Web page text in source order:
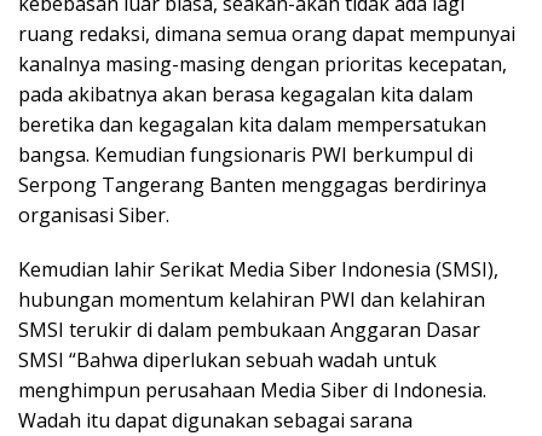
ruang redaksi, dimana semua orang dapat mempunyai
kanalnya masing-masing dengan prioritas kecepatan,
pada akibatnya akan berasa kegagalan kita dalam
beretika dan kegagalan kita dalam mempersatukan
bangsa. Kemudian fungsionaris PWI berkumpul di
Serpong Tangerang Banten menggagas berdirinya
organisasi Siber.
Kemudian lahir Serikat Media Siber Indonesia (SMSI),
hubungan momentum kelahiran PWI dan kelahiran
SMSI terukir di dalam pembukaan Anggaran Dasar
SMSI “Bahwa diperlukan sebuah wadah untuk
menghimpun perusahaan Media Siber di Indonesia.
Wadah itu dapat digunakan sebagai sarana